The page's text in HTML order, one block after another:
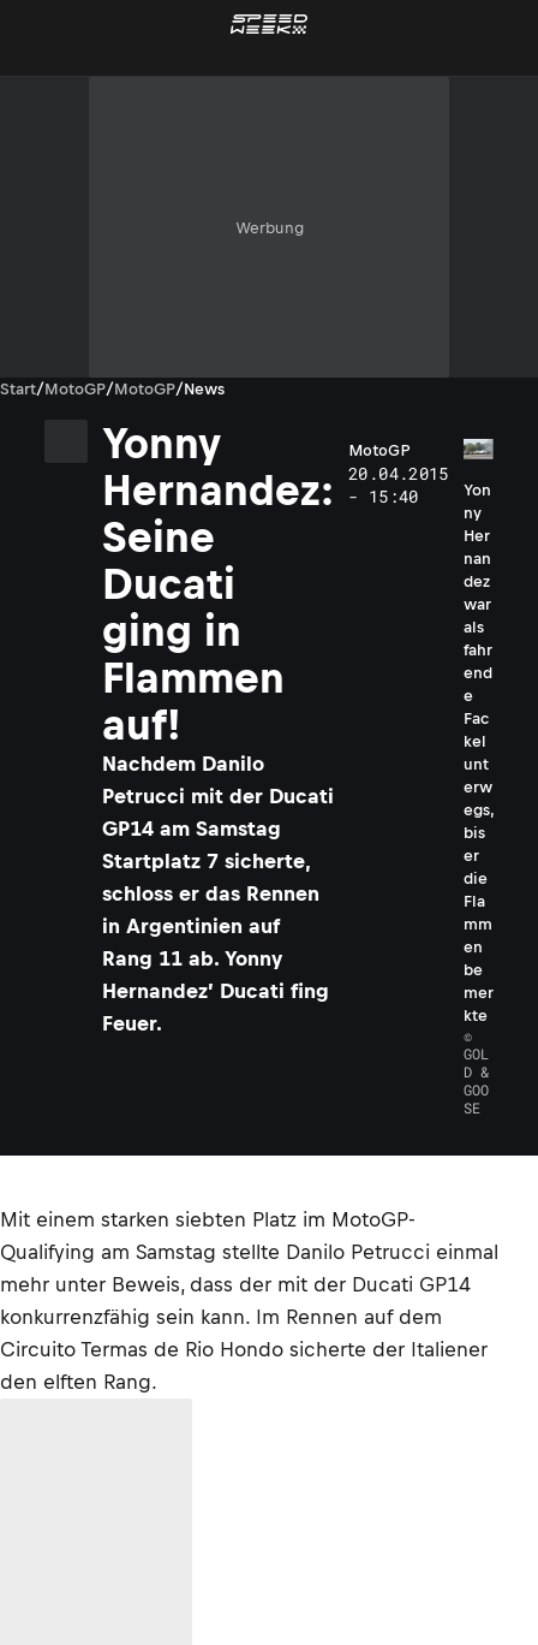
Werbung
Start/MotoGP/MotoGP/News
Yonny
Hernandez:
Seine
Ducati
ging in
Flammen
auf!
Nachdem Danilo
Petrucci mit der Ducati
GP14 am Samstag
Startplatz 7 sicherte,
schloss er das Rennen
in Argentinien auf
Rang 11 ab. Yonny
Hernandez’ Ducati fing
Feuer.
MotoGP
20.04.2015
- 15:40
Yon
ny
Her
nan
dez
war
als
fahr
end
e
Fac
kel
unt
erw
egs,
bis
er
die
Fla
mm
en
be
mer
kte
©
GOL
D &
GOO
SE
Mit einem starken siebten Platz im MotoGP-
Qualifying am Samstag stellte Danilo Petrucci einmal
mehr unter Beweis, dass der mit der Ducati GP14
konkurrenzfähig sein kann. Im Rennen auf dem
Circuito Termas de Rio Hondo sicherte der Italiener
den elften Rang.